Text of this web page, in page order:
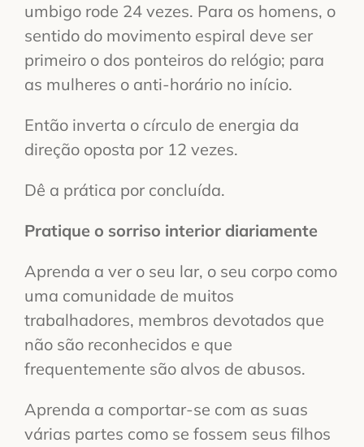
umbigo rode 24 vezes. Para os homens, o
sentido do movimento espiral deve ser
primeiro o dos ponteiros do relógio; para
as mulheres o anti-horário no início.
Então inverta o círculo de energia da
direção oposta por 12 vezes.
Dê a prática por concluída.
Pratique o sorriso interior diariamente
Aprenda a ver o seu lar, o seu corpo como
uma comunidade de muitos
trabalhadores, membros devotados que
não são reconhecidos e que
frequentemente são alvos de abusos.
Aprenda a comportar-se com as suas
várias partes como se fossem seus filhos